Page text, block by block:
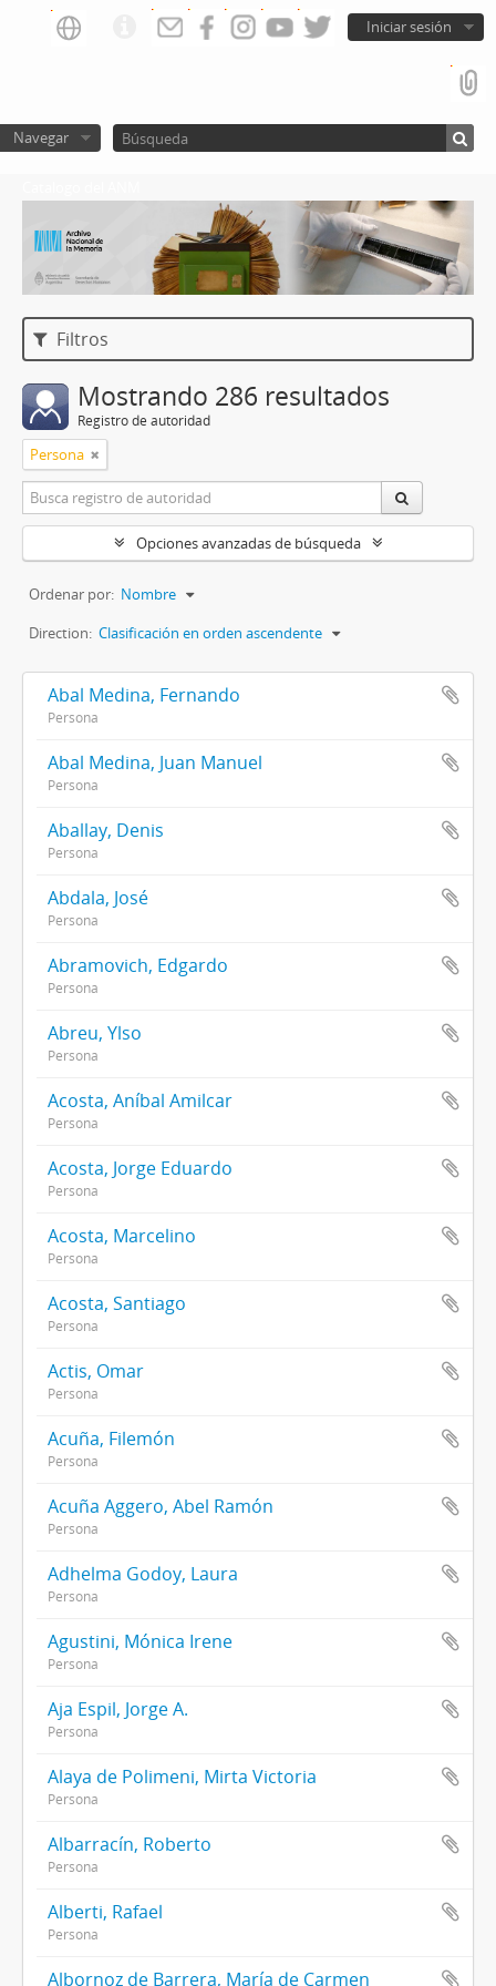
Iniciar sesión
Navegar
Filtros
Mostrando 286 resultados
Registro de autoridad
Persona
Opciones avanzadas de búsqueda
Ordenar por: Nombre
Direction: Clasificación en orden ascendente
Abal Medina, Fernando
Persona
Abal Medina, Juan Manuel
Persona
Aballay, Denis
Persona
Abdala, José
Persona
Abramovich, Edgardo
Persona
Abreu, Ylso
Persona
Acosta, Aníbal Amilcar
Persona
Acosta, Jorge Eduardo
Persona
Acosta, Marcelino
Persona
Acosta, Santiago
Persona
Actis, Omar
Persona
Acuña, Filemón
Persona
Acuña Aggero, Abel Ramón
Persona
Adhelma Godoy, Laura
Persona
Agustini, Mónica Irene
Persona
Aja Espil, Jorge A.
Persona
Alaya de Polimeni, Mirta Victoria
Persona
Albarracín, Roberto
Persona
Alberti, Rafael
Persona
Albornoz de Barrera, María de Carmen